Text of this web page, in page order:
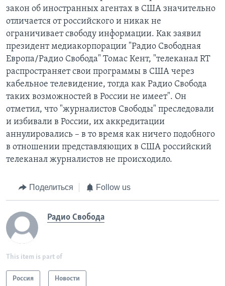
закон об иностранных агентах в США значительно
отличается от российского и никак не
ограничивает свободу информации. Как заявил
президент медиакорпорации "Радио Свободная
Европа/Радио Свобода" Томас Кент, "телеканал RT
распространяет свои программы в США через
кабельное телевидение, тогда как Радио Свобода
таких возможностей в России не имеет". Он
отметил, что "журналистов Свободы" преследовали
и избивали в России, их аккредитации
аннулировались – в то время как ничего подобного
в отношении представляющих в США российский
телеканал журналистов не происходило.
Поделиться Follow us
Радио Свобода
This item is part of
Россия Новости